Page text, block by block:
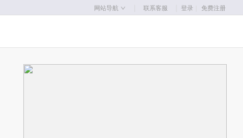
登录 免费注册
网站导航 联系客服